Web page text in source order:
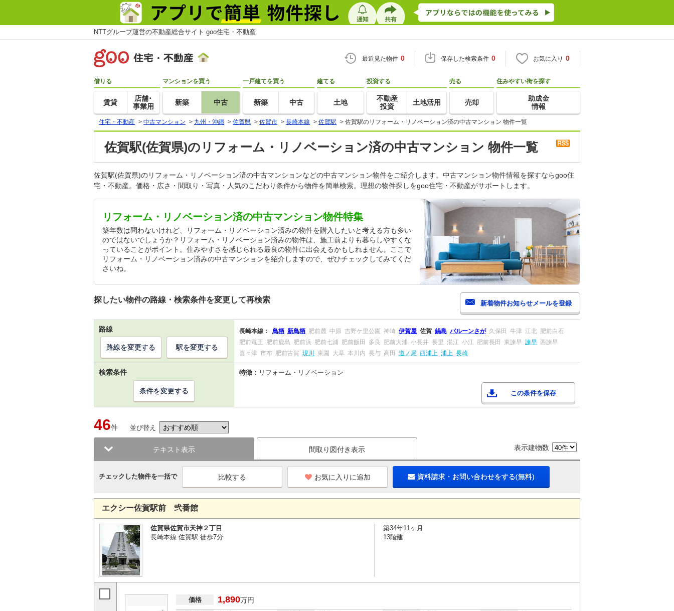
NTTグループ運営の不動産総合サイト goo住宅・不動産
最近見た物件 0 保存した検索条件 0 お気に入り 0
借りる
賃貸
店舗･
事業用
マンションを買う
新築 中古
一戸建てを買う
新築 中古
建てる
土地
投資する
不動産
投資
土地活用
売る
売却
住みやすい街を探す
助成金
情報
住宅・不動産 > 中古マンション > 九州・沖縄 > 佐賀県 > 佐賀市 > 長崎本線 > 佐賀駅 > 佐賀駅のリフォーム・リノベーション済の中古マンション 物件一覧
佐賀駅(佐賀県)のリフォーム・リノベーション済の中古マンション 物件一覧
佐賀駅(佐賀県)のリフォーム・リノベーション済の中古マンションなどの中古マンション物件をご紹介します。中古マンション物件情報を探すならgoo住
宅・不動産。価格・広さ・間取り・写真・人気のこだわり条件から物件を簡単検索。理想の物件探しをgoo住宅・不動産がサポートします。
リフォーム・リノベーション済の中古マンション物件特集
築年数は問わないけれど、リフォーム・リノベーション済みの物件を購入したいと考える方も多い
のではないでしょうか？リフォーム・リノベーション済みの物件は、施工前よりも暮らしやすくな
っていることがポイント。住みやすさを感じられる最良の物件に出会えるかもしれません。ここで
リフォーム・リノベーション済みの中古マンションを紹介しますので、ぜひチェックしてみてくだ
さいね。
探したい物件の路線・検索条件を変更して再検索
路線 長崎本線： 鳥栖 新鳥栖 肥前麓 中原 吉野ケ里公園 神埼 伊賀屋 佐賀 鍋島 バルーンさが 久保田 牛津 江北 肥前白石
肥前竜王
肥前鹿島 肥前浜 肥前七浦 肥前飯田 多良 肥前大浦 小長井 長里 湯江 小江 肥前長田 東諫早 諫早 西諫早
喜々津 市布 肥前古賀 現川 東園 大草 本川内 長与 高田 道ノ尾 西浦上 浦上 長崎
路線を変更する 駅を変更する
検索条件 特徴： リフォーム・リノベーション
この条件を保存
条件を変更する
46件 並び替え
テキスト表示 間取り図付き表示 表示建物数
チェックした物件を一括で お気に入りに追加 資料請求・お問い合わせをする(無料)
エクシー佐賀駅前 弐番館
佐賀県佐賀市天神２丁目
長崎本線 佐賀駅 徒歩7分
築34年11ヶ月
13階建
価格 1,890万円